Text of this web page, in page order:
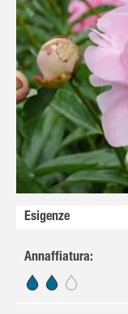
Info
Chi siamo
Solo il meglio!
Esigenze
Annaffiatura: